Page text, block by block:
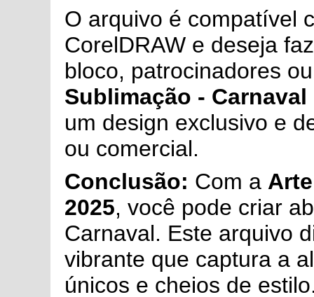
O arquivo é compatível
CorelDRAW e deseja
bloco, patrocinadores
Sublimação - Carnaval
um design exclusivo e
ou comercial.
Conclusão: Com a
2025, você pode criar
Carnaval. Este arquivo
vibrante que captura a
únicos e cheios de